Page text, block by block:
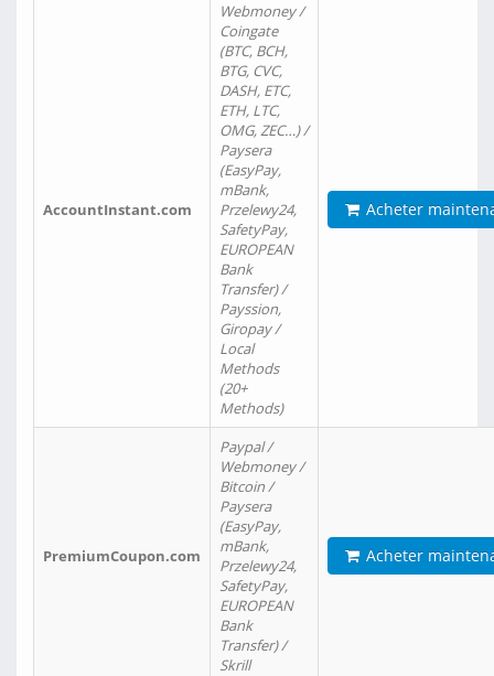
AccountInstant.com
Webmoney /
Coingate
(BTC, BCH,
BTG, CVC,
DASH, ETC,
ETH, LTC,
OMG, ZEC…) /
Paysera
(EasyPay,
mBank,
Przelewy24,
SafetyPay,
EUROPEAN
Bank
Transfer) /
Payssion,
Giropay /
Local
Methods
(20+
Methods)
Acheter
PremiumCoupon.com
Paypal /
Webmoney /
Bitcoin /
Paysera
(EasyPay,
mBank,
Przelewy24,
SafetyPay,
EUROPEAN
Bank
Transfer) /
Skrill
Acheter